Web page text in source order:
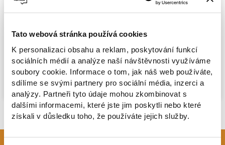
Tato webová stránka používá cookies
K personalizaci obsahu a reklam, poskytování funkcí
sociálních médií a analýze naší návštěvnosti využíváme
soubory cookie. Informace o tom, jak náš web používáte,
sdílíme se svými partnery pro sociální média, inzerci a
analýzy. Partneři tyto údaje mohou zkombinovat s
dalšími informacemi, které jste jim poskytli nebo které
získali v důsledku toho, že používáte jejich služby.
Kšiltovka Hlavu vzhůru
470 Kč